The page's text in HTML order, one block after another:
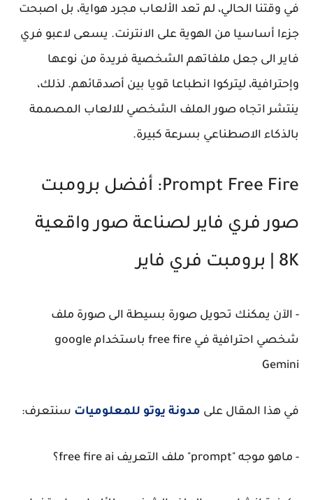
في وقتنا الحالي، لم تعد الألعاب مجرد هواية، بل اصبحت
جزءا أساسيا من الهوية على الانترنت. يسعى لاعبو فري
فاير الى جعل ملفاتهم الشخصية فريدة من نوعها
وإحترافية، ليتركوا انطباعا قويا بين أصدقائهم. لذلك،
ينتشر اتجاه صور الملف الشخصي للالعاب المصممة
بالذكاء الاصطناعي بسرعة كبيرة.
Prompt Free Fire: أفضل برومبت
صور فري فاير لصناعة صور واقعية
8K | برومبت فري فاير
- الآن يمكنك تحويل صورة بسيطة الى صورة ملف
شخصي احترافية في free fire باستخدام google
Gemini
في هذا المقال على مدونة يوتو للمعلوميات سنتعرف:
- ماهو موجه "prompt" ملف التعريف free fire ai؟